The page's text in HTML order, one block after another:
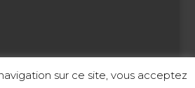
sur ce site, vous acceptez